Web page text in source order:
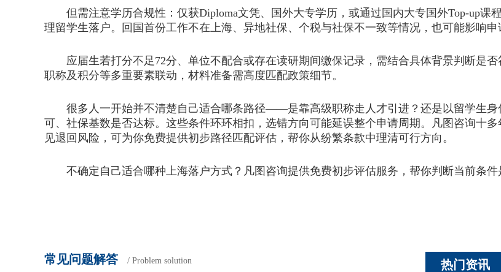
但需注意学历合规性：仅获Diploma文凭、国外大专学历，或通过国内大专国外Top-up课
理留学生落户。回国首份工作不在上海、异地社保、个税与社保不一致等情况，也可能影响申
应届生若打分不足72分、单位不配合或存在读研期间缴保记录，需结合具体背景判断是否
职称及积分等多重要素联动，材料准备需高度匹配政策细节。
很多人一开始并不清楚自己适合哪条路径——是靠高级职称走人才引进？还是以留学生身
可、社保基数是否达标。这些条件环环相扣，选错方向可能延误整个申请周期。凡图咨询十
见退回风险，可为你免费提供初步路径匹配评估，帮你从纷繁条款中理清可行方向。
不确定自己适合哪种上海落户方式？凡图咨询提供免费初步评估服务，帮你判断当前条件
常见问题解答 / Problem solution 热门资讯